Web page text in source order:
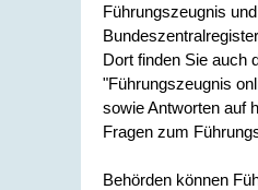
Führungszeugnis
Dort finden Sie auch
"Führungszeugnis
sowie Antworten auf
Fragen zum
Behörden können